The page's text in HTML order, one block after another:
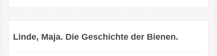
Linde, Maja. Die Geschichte der Bienen.